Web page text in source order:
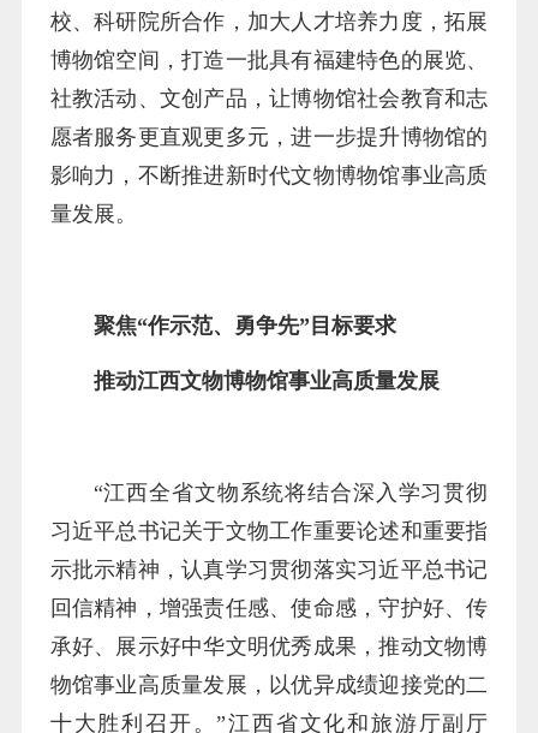
校、科研院所合作，加大人才培养力度，拓展
博物馆空间，打造一批具有福建特色的展览、
社教活动、文创产品，让博物馆社会教育和志
愿者服务更直观更多元，进一步提升博物馆的
影响力，不断推进新时代文物博物馆事业高质
量发展。
聚焦“作示范、勇争先”目标要求
推动江西文物博物馆事业高质量发展
“江西全省文物系统将结合深入学习贯彻
习近平总书记关于文物工作重要论述和重要指
示批示精神，认真学习贯彻落实习近平总书记
回信精神，增强责任感、使命感，守护好、传
承好、展示好中华文明优秀成果，推动文物博
物馆事业高质量发展，以优异成绩迎接党的二
十大胜利召开。”江西省文化和旅游厅副厅